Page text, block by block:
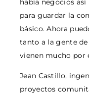
para guardar la
básico. Ahora
tanto a la gente
vienen mucho por
Jean Castillo,
proyectos